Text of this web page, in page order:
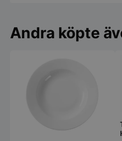
Andra köpte